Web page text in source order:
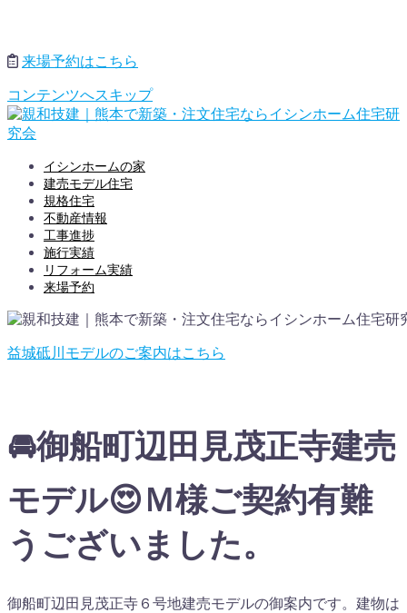
来場予約はこちら
コンテンツへスキップ
イシンホームの家
建売モデル住宅
規格住宅
不動産情報
工事進捗
施行実績
リフォーム実績
来場予約
益城砥川モデルのご案内はこちら
🚘御船町辺田見茂正寺建売
モデル😍Ｍ様ご契約有難
うございました。
御船町辺田見茂正寺６号地建売モデルの御案内です。建物は